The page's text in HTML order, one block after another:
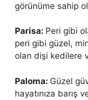
görünüme sahip
Parisa: Peri gibi
peri gibi güzel,
olan dişi kedilere
Paloma: Güzel
hayatınıza barış